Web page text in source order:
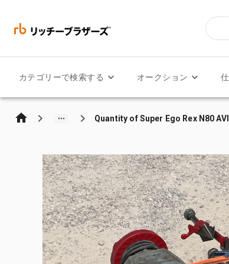
カテゴリーで検索する オークション
Quantity of Super Ego Rex N80